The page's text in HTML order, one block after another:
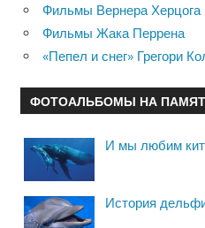
Фильмы Вернера Херцога
Фильмы Жака Перрена
«Пепел и снег» Грегори
ФОТОАЛЬБОМЫ НА
И мы любим
История